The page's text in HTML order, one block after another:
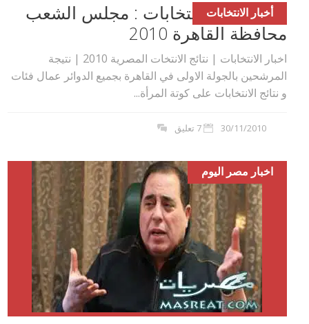
أخبار الانتخابات
اخبار نتائج الانتخابات : مجلس الشعب
محافظة القاهرة 2010
اخبار الانتخابات | نتائج الانتخات المصرية 2010 | نتيجة
المرشحين بالجولة الاولى في القاهرة بجميع الدوائر عمال فئات
و نتائج الانتخابات على كوتة المرأة...
30/11/2010 7 تعليق
اخبار مصر اليوم